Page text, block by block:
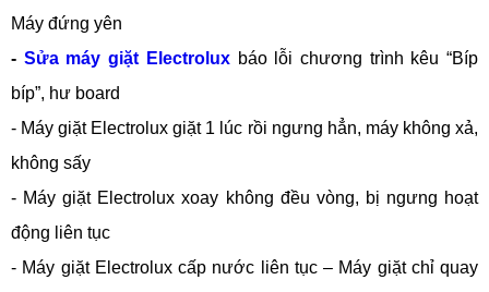
Máy đứng yên
- Sửa máy giặt Electrolux báo lỗi chương trình kêu “Bíp
bíp”, hư board
- Máy giặt Electrolux giặt 1 lúc rồi ngưng hẳn, máy không xả,
không sấy
- Máy giặt Electrolux xoay không đều vòng, bị ngưng hoạt
động liên tục
- Máy giặt Electrolux cấp nước liên tục – Máy giặt chỉ quay